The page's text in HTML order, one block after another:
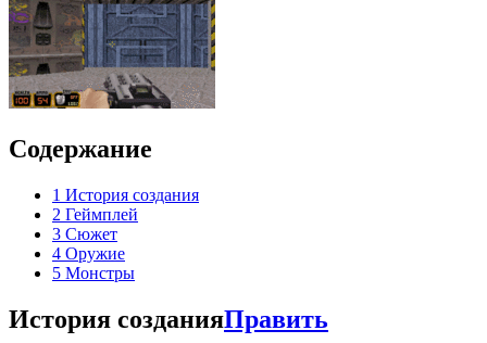
Содержание
1 История создания
2 Геймплей
3 Сюжет
4 Оружие
5 Монстры
История созданияПравить